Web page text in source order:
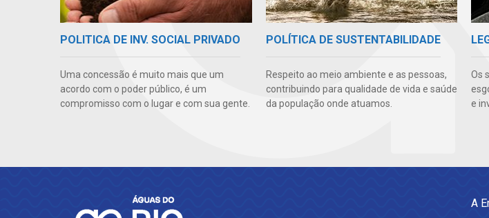
POLITICA DE INV. SOCIAL PRIVADO
Uma concessão é muito mais que um
acordo com o poder público, é um
compromisso com o lugar e com sua gente.
POLÍTICA DE SUSTENTABILIDADE
Respeito ao meio ambiente e as pessoas,
contribuindo para qualidade de vida e saúde
da população onde atuamos.
Os
e
A